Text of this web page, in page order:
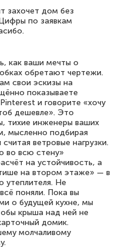
захочет дом без
по заявкам
как ваши мечты о
обретают чертежи.
свои эскизы на
показываете
и говорите «хочу
дешевле». Это
тихие инженеры ваших
мысленно подбирая
ветровые нагрузки.
во всю стену»
на устойчивость, а
на втором этаже» — в
утеплителя. Не
поняли. Пока вы
о будущей кухне, мы
крыша над ней не
домик.
молчаливому